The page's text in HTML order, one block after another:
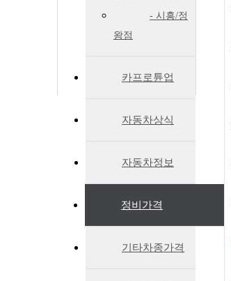
- 시흥/정
왕점
카프로튠업
자동차상식
자동차정보
정비가격
기타차종가격